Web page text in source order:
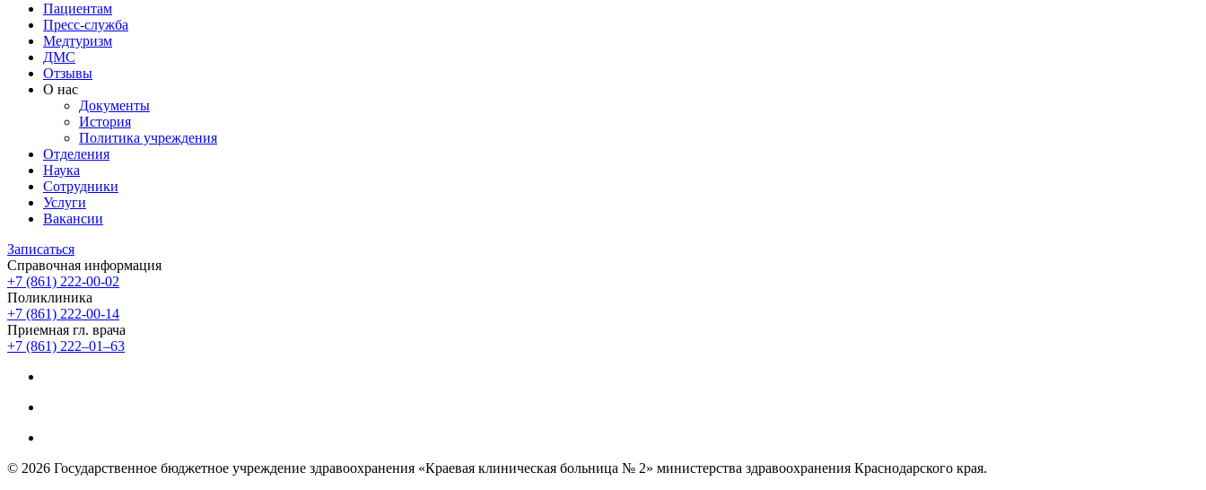
Пациентам
Пресс-служба
Медтуризм
ДМС
Отзывы
О нас
Документы
История
Политика учреждения
Отделения
Наука
Сотрудники
Услуги
Вакансии
Записаться
Справочная информация
+7 (861) 222-00-02
Поликлиника
+7 (861) 222-00-14
Приемная гл. врача
+7 (861) 222‒01‒63
© 2026 Государственное бюджетное учреждение здравоохранения «Краевая клиническая больница № 2» министерства здравоохранения Краснодарского края.